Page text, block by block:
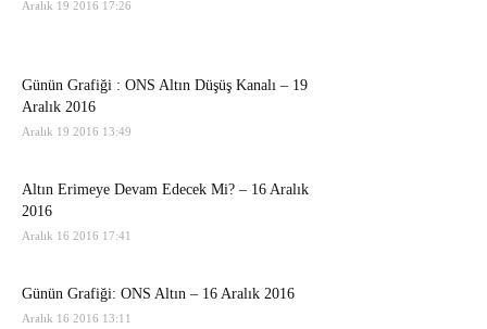
Aralık 19 2016 17:26
Günün Grafiği : ONS Altın Düşüş Kanalı – 19
Aralık 2016
Aralık 19 2016 13:49
Altın Erimeye Devam Edecek Mi? – 16 Aralık
2016
Aralık 16 2016 17:41
Günün Grafiği: ONS Altın – 16 Aralık 2016
Aralık 16 2016 13:11